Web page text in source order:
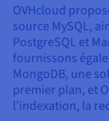
OVHcloud
source MySQL,
PostgreSQL et
fournissons
MongoDB, une
premier plan, et
l’indexation, la